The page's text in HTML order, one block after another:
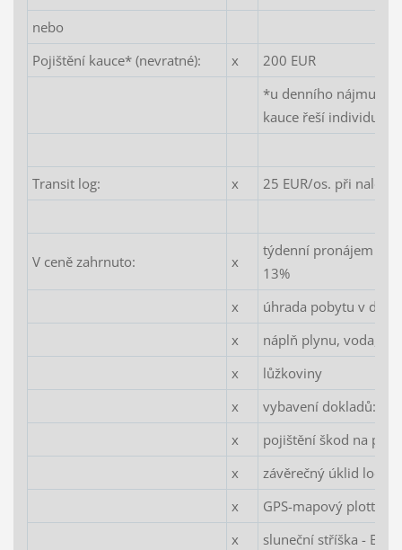
nebo
Pojištění kauce* (nevratné):
x
200 EUR
*u denního nájmu se
kauce řeší
Transit log: x 25 EUR/os. při
V ceně zahrnuto: x
týdenní pronájem lodi
13%
x
úhrada pobytu v
x
náplň plynu, voda,
x
lůžkoviny
x
vybavení dokladů:
x
pojištění škod na
x
závěrečný úklid lodi
x
GPS-mapový plotter
x
sluneční stříška -